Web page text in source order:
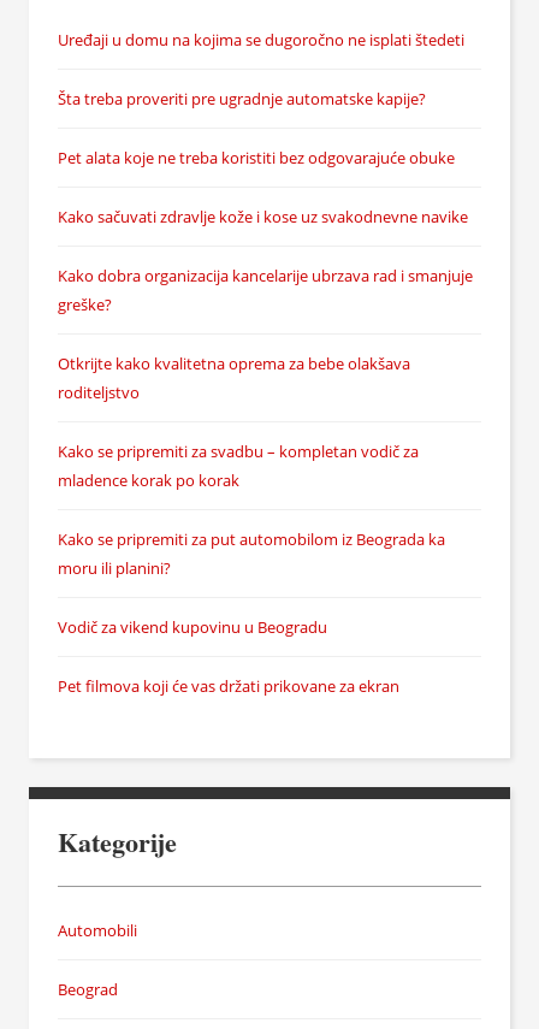
Uređaji u domu na kojima se dugoročno ne isplati štedeti
Šta treba proveriti pre ugradnje automatske kapije?
Pet alata koje ne treba koristiti bez odgovarajuće obuke
Kako sačuvati zdravlje kože i kose uz svakodnevne navike
Kako dobra organizacija kancelarije ubrzava rad i smanjuje
greške?
Otkrijte kako kvalitetna oprema za bebe olakšava
roditeljstvo
Kako se pripremiti za svadbu – kompletan vodič za
mladence korak po korak
Kako se pripremiti za put automobilom iz Beograda ka
moru ili planini?
Vodič za vikend kupovinu u Beogradu
Pet filmova koji će vas držati prikovane za ekran
Kategorije
Automobili
Beograd